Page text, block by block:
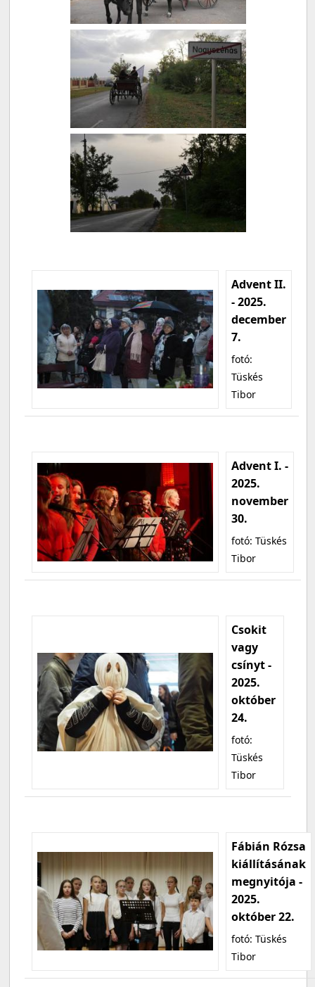
Advent II.
- 2025.
december
7.
fotó:
Tüskés
Tibor
Advent I. -
2025.
november
30.
fotó: Tüskés
Tibor
Csokit
vagy
csínyt -
2025.
október
24.
fotó:
Tüskés
Tibor
Fábián Rózsa
kiállításának
megnyitója -
2025.
október 22.
fotó: Tüskés
Tibor